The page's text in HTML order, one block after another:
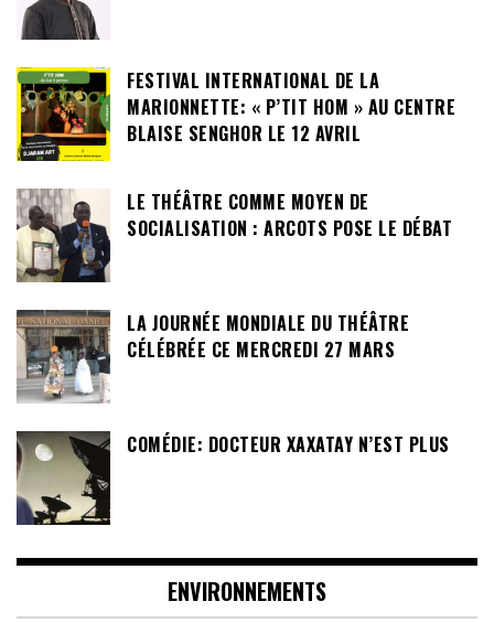
FESTIVAL INTERNATIONAL DE LA
MARIONNETTE: « P’TIT HOM » AU CENTRE
BLAISE SENGHOR LE 12 AVRIL
LE THÉÂTRE COMME MOYEN DE
SOCIALISATION : ARCOTS POSE LE DÉBAT
LA JOURNÉE MONDIALE DU THÉÂTRE
CÉLÉBRÉE CE MERCREDI 27 MARS
COMÉDIE: DOCTEUR XAXATAY N’EST PLUS
ENVIRONNEMENTS